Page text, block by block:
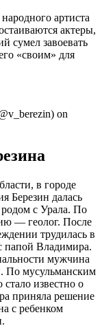
артиста
актеры,
сумел завоевать
«своим» для
on
в городе
Березин далась
с Урала. По
— геолог. После
трудилась в
папой Владимира.
мужчина
По мусульманским
известно о
приняла решение
с ребенком